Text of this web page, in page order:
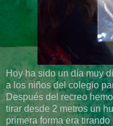
Hoy ha sido un día muy
a los niños del colegio
Después del recreo
tirar desde 2 metros un
primera forma era